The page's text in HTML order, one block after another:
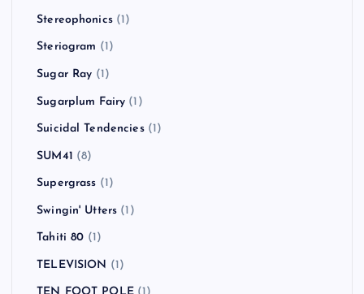
Stereophonics(1)
Steriogram (1)
Sugar Ray (1)
Sugarplum Fairy (1)
Suicidal Tendencies(1)
SUM41 (8)
Supergrass (1)
Swingin' Utters (1)
Tahiti 80 (1)
TELEVISION (1)